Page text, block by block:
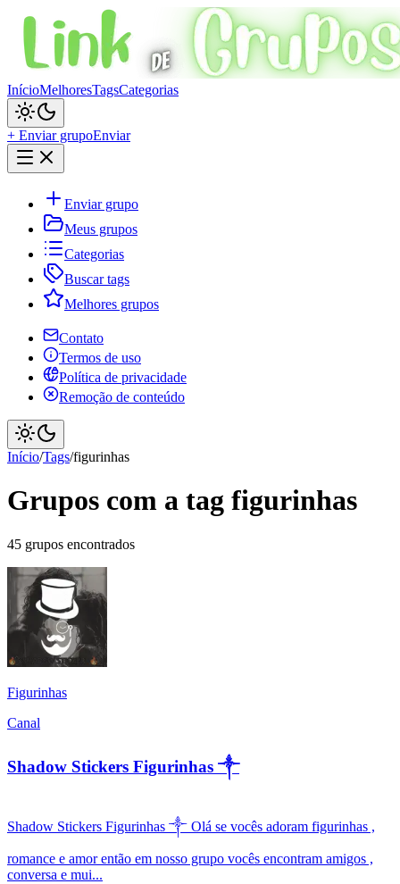
InícioMelhoresTagsCategorias
+ Enviar grupoEnviar
Enviar grupo
Meus grupos
Categorias
Buscar tags
Melhores grupos
Contato
Termos de uso
Política de privacidade
Remoção de conteúdo
Início/Tags/figurinhas
Grupos com a tag figurinhas
45 grupos encontrados
Figurinhas
Canal
Shadow Stickers Figurinhas ༒
Shadow Stickers Figurinhas ༒ Olá se vocês adoram figurinhas ,
romance e amor então em nosso grupo vocês encontram amigos ,
conversa e mui...